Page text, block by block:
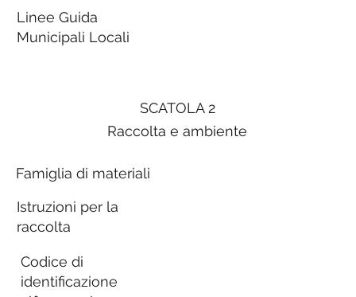
SCATOLA 2
Raccolta e ambiente
Famiglia di materiali
Istruzioni per la
raccolta
Codice di
identificazione
Linee Guida
Municipali Locali